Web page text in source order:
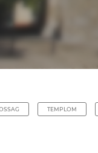
TEMPLOM